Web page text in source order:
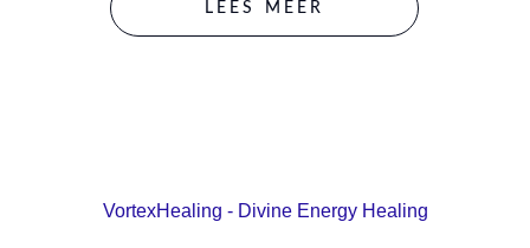
LEES MEER
VortexHealing - Divine Energy Healing